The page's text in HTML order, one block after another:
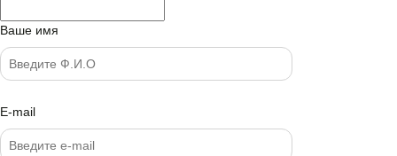
Ваше имя
E-mail